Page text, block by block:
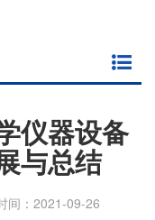
仪器设备
与总结
间：2021-09-26